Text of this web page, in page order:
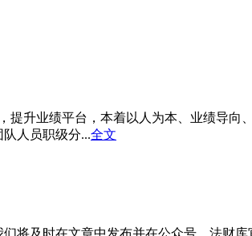
升业绩平台，本着以人为本、业绩导向
人员职级分...全文